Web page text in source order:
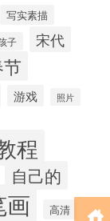
写实素描
子 宋代
游戏 照片
程
自己的
画 高清